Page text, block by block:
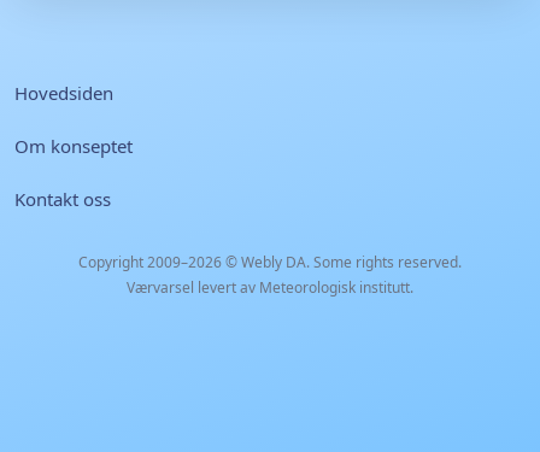
Hovedsiden
Om konseptet
Kontakt oss
Copyright 2009–2026 ©Webly DA. Some rights reserved.
Værvarsel levert av Meteorologisk institutt.